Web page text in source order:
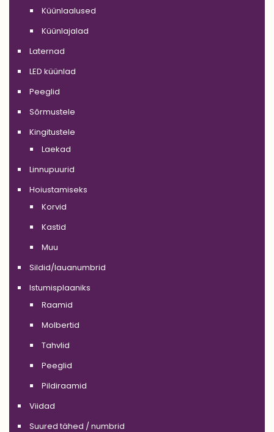
Küünlaalused
Küünlajalad
Laternad
LED küünlad
Peeglid
Sõrmustele
Kingitustele
Laekad
Linnupuurid
Hoiustamiseks
Korvid
Kastid
Muu
Sildid/lauanumbrid
Istumisplaaniks
Raamid
Molbertid
Tahvlid
Peeglid
Pildiraamid
Viidad
Suured tähed / numbrid